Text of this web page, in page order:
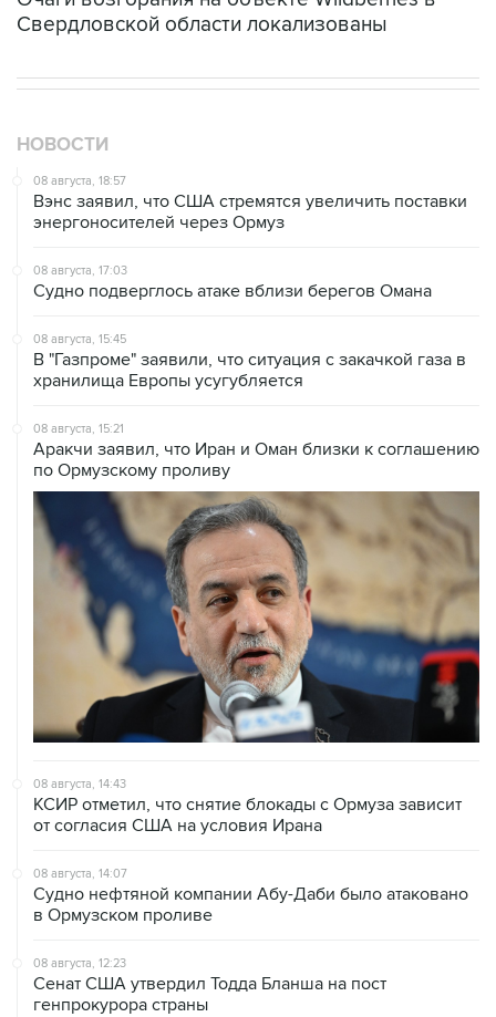
Свердловской области локализованы
НОВОСТИ
08 августа, 18:57
Вэнс заявил, что США стремятся увеличить поставки
энергоносителей через Ормуз
08 августа, 17:03
Судно подверглось атаке вблизи берегов Омана
08 августа, 15:45
В "Газпроме" заявили, что ситуация с закачкой газа в
хранилища Европы усугубляется
08 августа, 15:21
Аракчи заявил, что Иран и Оман близки к соглашению
по Ормузскому проливу
08 августа, 14:43
КСИР отметил, что снятие блокады с Ормуза зависит
от согласия США на условия Ирана
08 августа, 14:07
Судно нефтяной компании Абу-Даби было атаковано
в Ормузском проливе
08 августа, 12:23
Сенат США утвердил Тодда Бланша на пост
генпрокурора страны